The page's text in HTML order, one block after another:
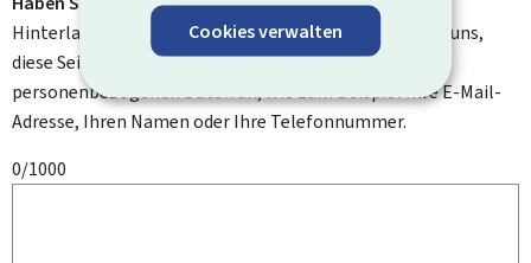
Cookies verwalten
Hinterlassen Sie uns einen Kommentar und helfen Sie uns,
diese Seite zu verbessern. Bitte geben Sie keine
personenbezogenen Daten an, wie zum Beispiel Ihre E-Mail-
Adresse, Ihren Namen oder Ihre Telefonnummer.
0/1000